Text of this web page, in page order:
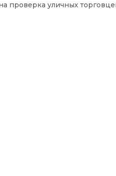
проверка уличных